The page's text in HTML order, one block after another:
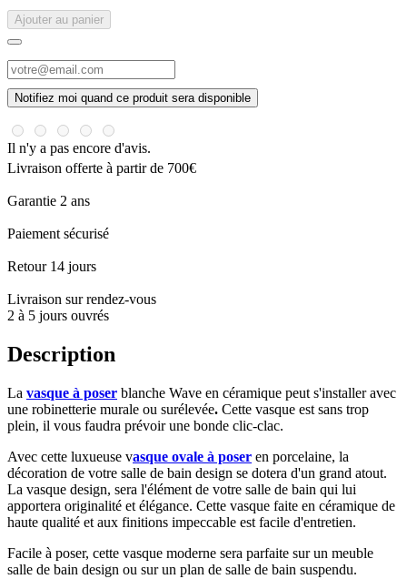
Ajouter au panier
Notifiez moi quand ce produit sera disponible
Il n'y a pas encore d'avis.
Livraison offerte à partir de 700€
Garantie 2 ans
Paiement sécurisé
Retour 14 jours
Livraison sur rendez-vous
2 à 5 jours ouvrés
Description
La vasque à poser blanche Wave en céramique peut s'installer avec
une robinetterie murale ou surélevée. Cette vasque est sans trop
plein, il vous faudra prévoir une bonde clic-clac.
Avec cette luxueuse vasque ovale à poser en porcelaine, la
décoration de votre salle de bain design se dotera d'un grand atout.
La vasque design, sera l'élément de votre salle de bain qui lui
apportera originalité et élégance. Cette vasque faite en céramique de
haute qualité et aux finitions impeccable est facile d'entretien.
Facile à poser, cette vasque moderne sera parfaite sur un meuble
salle de bain design ou sur un plan de salle de bain suspendu.